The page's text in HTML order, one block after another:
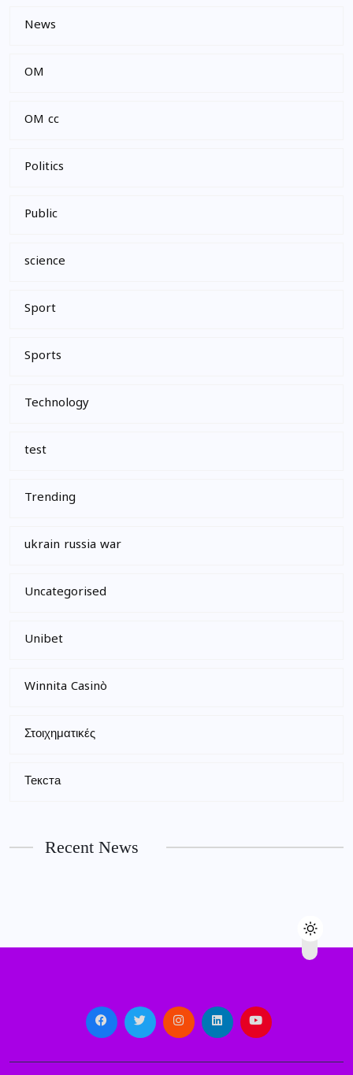
News
OM
OM cc
Politics
Public
science
Sport
Sports
Technology
test
Trending
ukrain russia war
Uncategorised
Unibet
Winnita Casinò
Στοιχηματικές
Текста
Recent News